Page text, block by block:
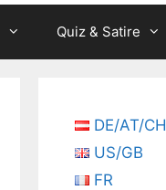
Quiz & Satire
DE/AT/CH
US/GB
FR